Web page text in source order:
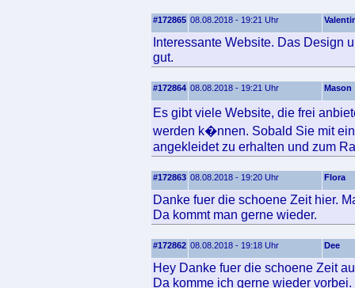
#172865 08.08.2018 - 19:21 Uhr
Interessante Website. Das Design
gut.
#172864 08.08.2018 - 19:21 Uhr Mason
Es gibt viele Website, die frei
werden k�nnen. Sobald Sie mit
angekleidet zu erhalten und zum
#172863 08.08.2018 - 19:20 Uhr Flora
Danke fuer die schoene Zeit hier.
Da kommt man gerne wieder.
#172862 08.08.2018 - 19:18 Uhr Dee
Hey Danke fuer die schoene Zeit
Da komme ich gerne wieder vorbei.